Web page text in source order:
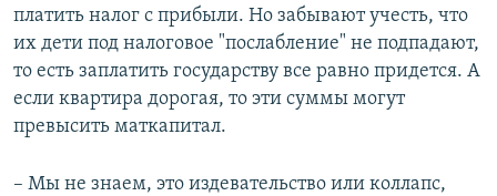
платить налог с прибыли. Но забывают учесть, что
их дети под налоговое "послабление" не подпадают,
то есть заплатить государству все равно придется. А
если квартира дорогая, то эти суммы могут
превысить маткапитал.
– Мы не знаем, это издевательство или коллапс,